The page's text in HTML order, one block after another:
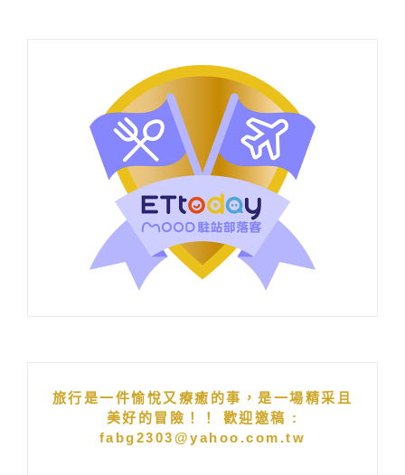
旅行是一件愉悅又療癒的事，是一場精采且
美好的冒險！！ 歡迎邀稿 :
fabg2303@yahoo.com.tw